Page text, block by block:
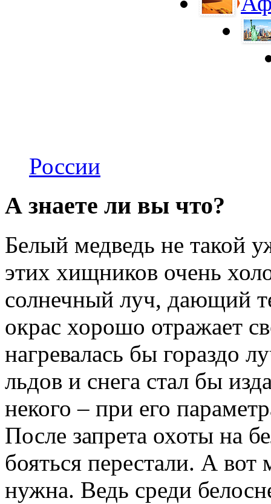
России
А знаете ли вы что?
Белый медведь не такой
этих хищников очень
солнечный луч, дающий
окрас хорошо отражает
нагревалась бы гораздо
льдов и снега стал бы
некого – при его
После запрета охоты на
бояться перестали. А вот
нужна. Ведь среди